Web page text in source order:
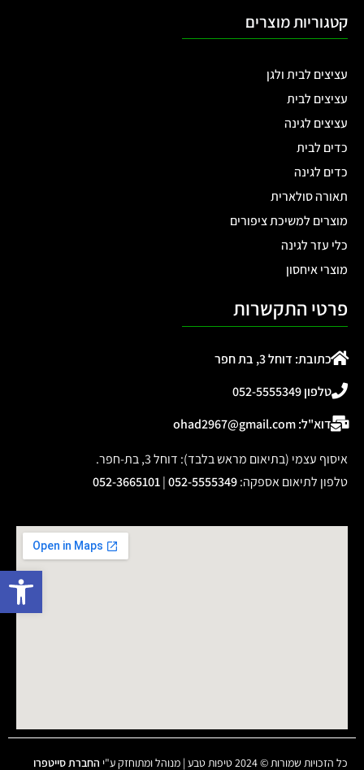
קטגוריות מוצרים
עציצים לבית ולגן
עציצים לבית
עציצים לגינה
כדים לבית
כדים לגינה
תאורה סולארית
מוצרים למשיכת ציפורים
כלי עזר לגינה
מוצרי איחסון
פרטי התקשרות
כתובת: דוחל 3, בת חפר
טלפון 052-5555349
דוא"ל: ohad2967@gmail.com
איסוף עצמי (בתיאום מראש בלבד): דוחל 3, בת-חפר.
טלפון לתיאום אספקה:
052-5555349
|
052-3665101
כל הזכויות שמורות © 2024 טיפות טבע | מנוהל ומתוחזק ע"י החברת סייטפרו